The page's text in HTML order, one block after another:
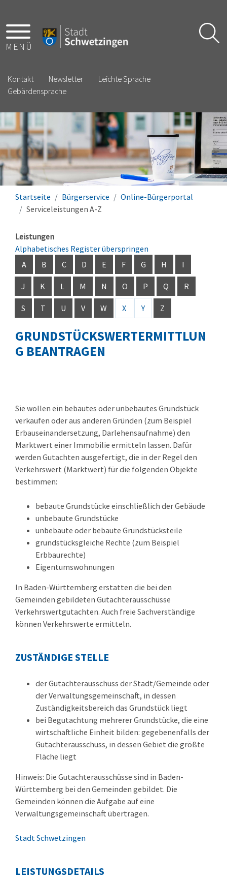
MENÜ
Kontakt Newsletter
Leichte Sprache
Gebärdensprache
Startseite Bürgerservice
Online-Bürgerportal
Serviceleistungen A-Z
Leistungen
Alphabetisches Register überspringen
A
B C D E F G H I
J K L M N O P Q R
S T U V W X Y Z
GRUNDSTÜCKSWERTERMITTLUN
G BEANTRAGEN
Sie wollen ein bebautes oder unbebautes Grundstück
verkaufen oder aus anderen Gründen (zum Beispiel
Erbauseinandersetzung, Darlehensaufnahme) den
Marktwert einer Immobilie ermitteln lassen. Dafür
werden Gutachten ausgefertigt, die in der Regel den
Verkehrswert (Marktwert) für die folgenden Objekte
bestimmen:
bebaute Grundstücke einschließlich der Gebäude
unbebaute Grundstücke
unbebaute oder bebaute Grundstücksteile
grundstücksgleiche Rechte (zum Beispiel
Erbbaurechte)
Eigentumswohnungen
In Baden-Württemberg erstatten die bei den
Gemeinden gebildeten Gutachterausschüsse
Verkehrswertgutachten. Auch freie Sachverständige
können Verkehrswerte ermitteln.
ZUSTÄNDIGE STELLE
der Gutachterausschuss der Stadt/Gemeinde oder
der Verwaltungsgemeinschaft, in dessen
Zuständigkeitsbereich das Grundstück liegt
bei Begutachtung mehrerer Grundstücke, die eine
wirtschaftliche Einheit bilden: gegebenenfalls der
Gutachterausschuss, in dessen Gebiet die größte
Fläche liegt
Hinweis: Die Gutachterausschüsse sind in Baden-
Württemberg bei den Gemeinden gebildet. Die
Gemeinden können die Aufgabe auf eine
Verwaltungsgemeinschaft übertragen.
Stadt Schwetzingen
LEISTUNGSDETAILS